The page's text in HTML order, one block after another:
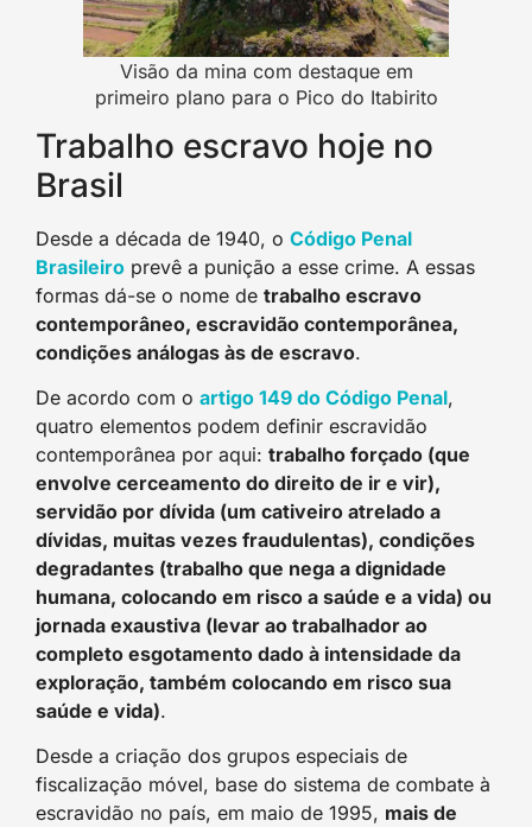
Visão da mina com destaque em
primeiro plano para o Pico do Itabirito
Trabalho escravo hoje no
Brasil
Desde a década de 1940, o Código Penal
Brasileiro prevê a punição a esse crime. A essas
formas dá-se o nome de trabalho escravo
contemporâneo, escravidão contemporânea,
condições análogas às de escravo.
De acordo com o artigo 149 do Código Penal,
quatro elementos podem definir escravidão
contemporânea por aqui: trabalho forçado (que
envolve cerceamento do direito de ir e vir),
servidão por dívida (um cativeiro atrelado a
dívidas, muitas vezes fraudulentas), condições
degradantes (trabalho que nega a dignidade
humana, colocando em risco a saúde e a vida) ou
jornada exaustiva (levar ao trabalhador ao
completo esgotamento dado à intensidade da
exploração, também colocando em risco sua
saúde e vida).
Desde a criação dos grupos especiais de
fiscalização móvel, base do sistema de combate à
escravidão no país, em maio de 1995, mais de